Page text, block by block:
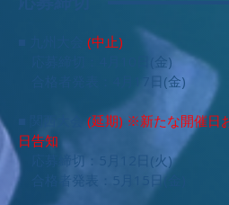
(中止)
応募締切：4月10日(金)
合格者発表：4月17日(金)
(延期) ※新たな開催日
日告知
応募締切：5月12日(火)
合格者発表：5月15日(金)